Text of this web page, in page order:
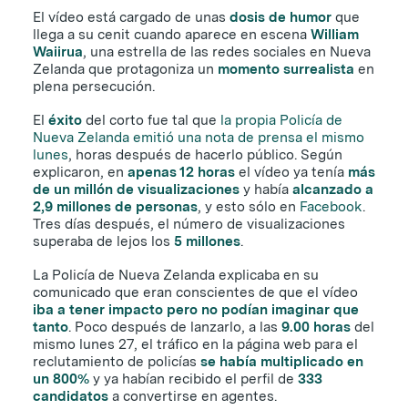
El vídeo está cargado de unas dosis de humor que
llega a su cenit cuando aparece en escena William
Waiirua, una estrella de las redes sociales en Nueva
Zelanda que protagoniza un momento surrealista en
plena persecución.
El éxito del corto fue tal que la propia Policía de
Nueva Zelanda emitió una nota de prensa el mismo
lunes, horas después de hacerlo público. Según
explicaron, en apenas 12 horas el vídeo ya tenía más
de un millón de visualizaciones y había alcanzado a
2,9 millones de personas, y esto sólo en Facebook.
Tres días después, el número de visualizaciones
superaba de lejos los 5 millones.
La Policía de Nueva Zelanda explicaba en su
comunicado que eran conscientes de que el vídeo
iba a tener impacto pero no podían imaginar que
tanto. Poco después de lanzarlo, a las 9.00 horas del
mismo lunes 27, el tráfico en la página web para el
reclutamiento de policías se había multiplicado en
un 800% y ya habían recibido el perfil de 333
candidatos a convertirse en agentes.